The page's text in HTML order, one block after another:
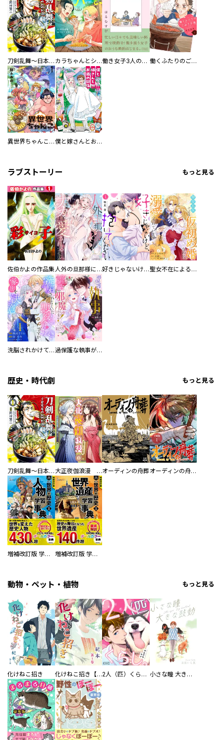
刀剣乱舞～日本号つれづれ酒～ カラちゃんとシトーさんと、 【分冊版】 働き女子3人のおうち晩酌 働くふたりのごほうび飯
異世界ちゃんこ～横綱目前に召喚されたんだが～ 【連載版】 僕と嫁さんとお酒の関係
ラブストーリー もっと見る
佐伯かよの作品集 人外の旦那様に娶られ毎晩ナカまで愛される…。アンソロジー 好きじゃないけど、抱いてください【電子単行本版／特典おまけ付き】 聖女不在による仮初め婚なのに、不器用な王太子に溺愛されています【電子単行本版／特典おまけ付き】
洗脳されかけていた悪役令嬢ですが家出を決意しました。【電子単行本版／特典おまけ付き】 過保護な執事が私の婚活を邪魔してきます！ 分冊版
歴史・時代劇 もっと見る
刀剣乱舞～日本号つれづれ酒～ 大正夜伽浪漫 －金曜日の花嫁—オーディンの舟葬 オーディンの舟葬 分冊版
増補改訂版 学研まんが NEW世界の歴史 別巻 人物学習事典 増補改訂版 学研まんが NEW世界の歴史 別巻 世界遺産学習事典
動物・ペット・植物 もっと見る
化けねこ招き 化けねこ招き【描きおろし付合冊版】 2人（匹）くらし。 小さな瞳 大きな鼓動